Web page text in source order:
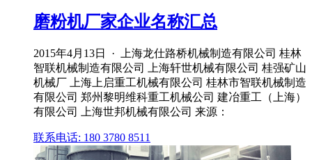
磨粉机厂家企业名称汇总
2015年4月13日 · 上海龙仕路桥机械制造有限公司 桂林
智联机械制造有限公司 上海轩世机械有限公司 桂强矿山
机械厂 上海上启重工机械有限公司 桂林市智联机械制造
有限公司 郑州黎明维科重工机械公司 建冶重工（上海）
有限公司 上海世邦机械有限公司 来源：
联系电话: 180 3780 8511